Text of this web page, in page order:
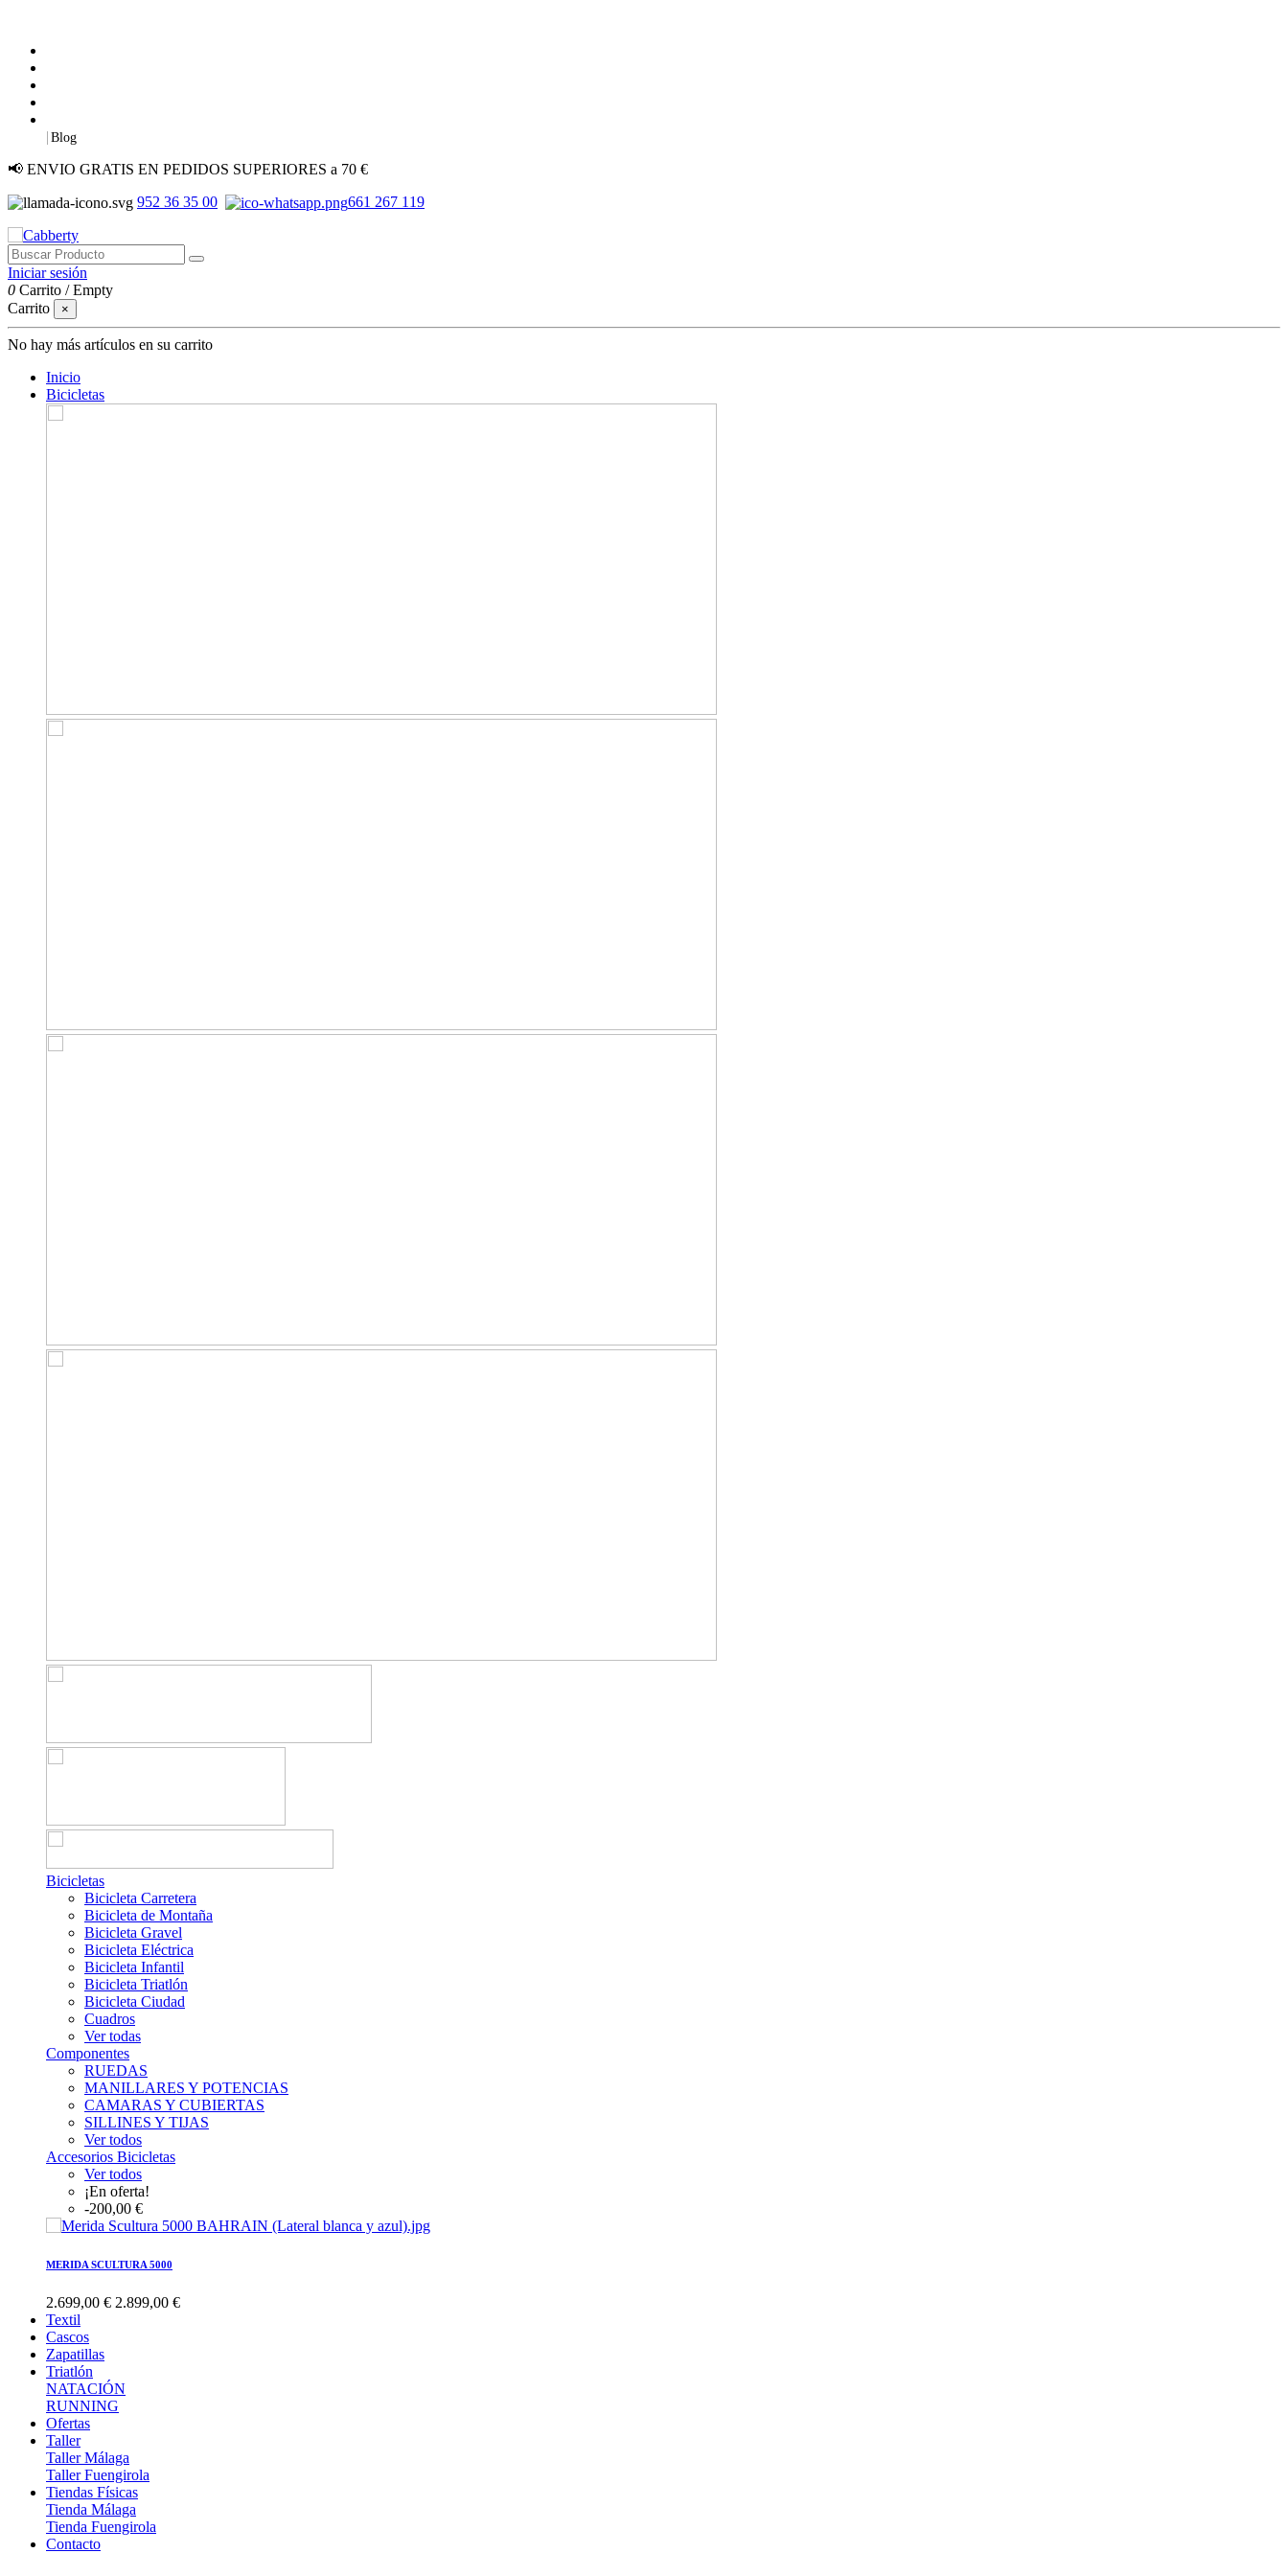
|Blog
📢 ENVIO GRATIS EN PEDIDOS SUPERIORES a 70 €
952 36 35 00
661 267 119
Iniciar sesión
0 Carrito /Empty
Carrito
×
No hay más artículos en su carrito
Inicio
Bicicletas
Bicicletas
Bicicleta Carretera
Bicicleta de Montaña
Bicicleta Gravel
Bicicleta Eléctrica
Bicicleta Infantil
Bicicleta Triatlón
Bicicleta Ciudad
Cuadros
Ver todas
Componentes
RUEDAS
MANILLARES Y POTENCIAS
CAMARAS Y CUBIERTAS
SILLINES Y TIJAS
Ver todos
Accesorios Bicicletas
Ver todos
¡En oferta!
-200,00 €
MERIDA SCULTURA 5000
2.699,00 € 2.899,00 €
Textil
Cascos
Zapatillas
Triatlón
NATACIÓN
RUNNING
Ofertas
Taller
Taller Málaga
Taller Fuengirola
Tiendas Físicas
Tienda Málaga
Tienda Fuengirola
Contacto